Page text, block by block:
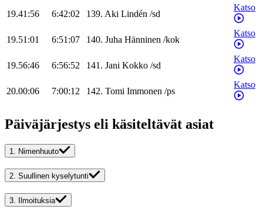
19.41:56 6:42:02 139. Aki Lindén /sd
Katso
19.51:01 6:51:07 140. Juha Hänninen /kok
Katso
19.56:46 6:56:52 141. Jani Kokko /sd
Katso
20.00:06 7:00:12 142. Tomi Immonen /ps
Katso
Päiväjärjestys eli käsiteltävät asiat
1. Nimenhuuto
2. Suullinen kyselytunti
3. Ilmoituksia